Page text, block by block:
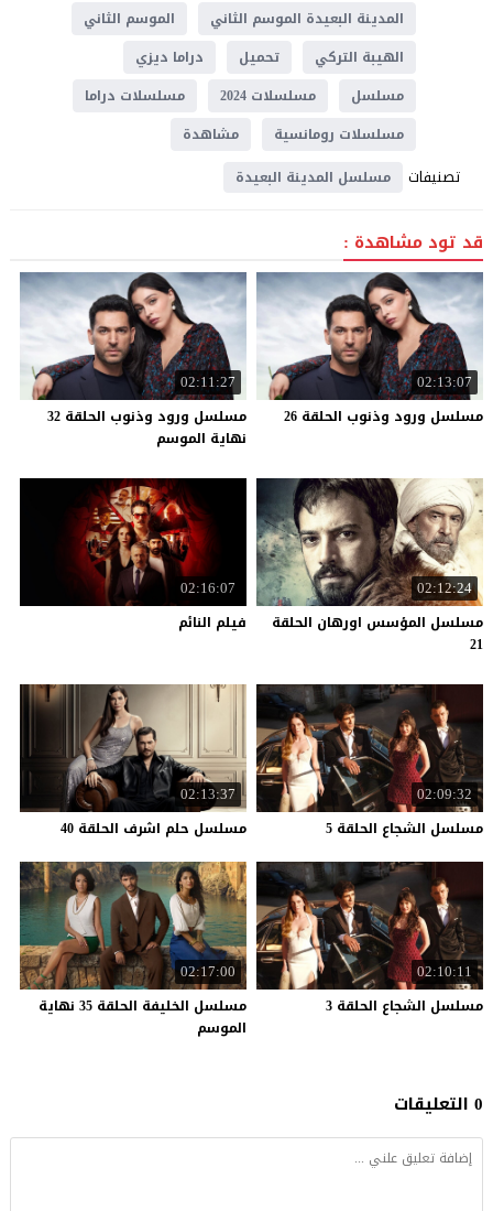
المدينة البعيدة الموسم الثاني
الموسم الثاني
الهيبة التركي
تحميل
دراما ديزي
مسلسل
مسلسلات 2024
مسلسلات دراما
مسلسلات رومانسية
مشاهدة
تصنيفات مسلسل المدينة البعيدة
قد تود مشاهدة :
02:13:07
مسلسل ورود وذنوب الحلقة 26
02:11:27
مسلسل ورود وذنوب الحلقة 32
نهاية الموسم
02:12:24
مسلسل المؤسس اورهان الحلقة
21
02:16:07
فيلم النائم
02:09:32
مسلسل الشجاع الحلقة 5
02:13:37
مسلسل حلم اشرف الحلقة 40
02:10:11
مسلسل الشجاع الحلقة 3
02:17:00
مسلسل الخليفة الحلقة 35 نهاية
الموسم
0 التعليقات